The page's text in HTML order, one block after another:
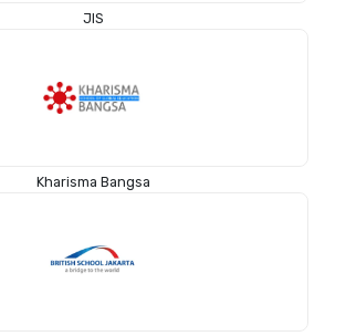
JIS
Kharisma Bangsa